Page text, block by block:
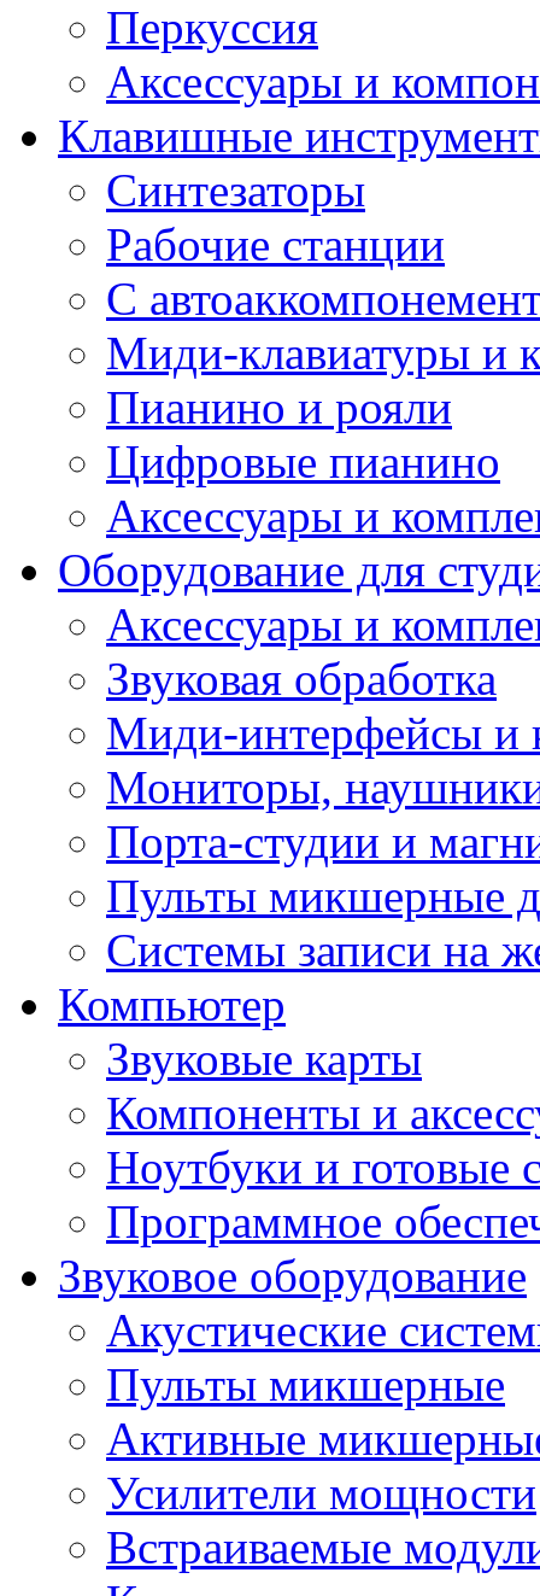
Перкуссия
Аксессуары и
Клавишные
Синтезаторы
Рабочие станции
С
Миди-клавиатуры и
Пианино и рояли
Цифровые пианино
Аксессуары и
Оборудование для
Аксессуары и
Звуковая обработка
Миди-интерфейсы и
Мониторы,
Порта-студии и
Пульты микшерные
Системы записи на
Компьютер
Звуковые карты
Компоненты и
Ноутбуки и готовые
Программное
Звуковое оборудование
Акустические
Пульты микшерные
Активные
Усилители мощности
Встраиваемые